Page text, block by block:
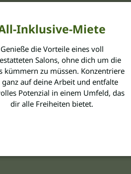
Inklusive-Miete
Genieße die Vorteile eines voll
Salons, ohne dich um die
kümmern zu müssen. Konzentriere
ganz auf deine Arbeit und entfalte
Potenzial in einem Umfeld, das
dir alle Freiheiten bietet.